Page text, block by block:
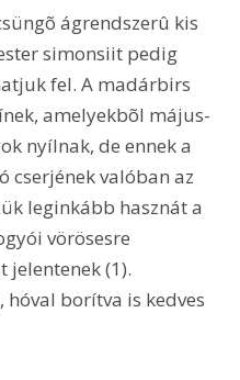
ágrendszerû kis
simonsiit pedig
fel. A madárbirs
amelyekbõl május-
nyílnak, de ennek a
cserjének valóban az
leginkább hasznát a
vörösesre
jelentenek (1).
borítva is kedves